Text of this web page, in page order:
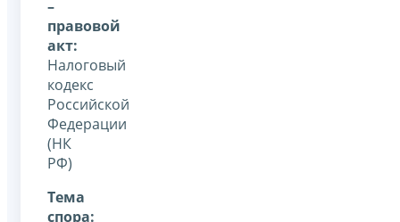
–
правовой
акт:
Налоговый
кодекс
Российской
Федерации
(НК
РФ)
Тема
спора: